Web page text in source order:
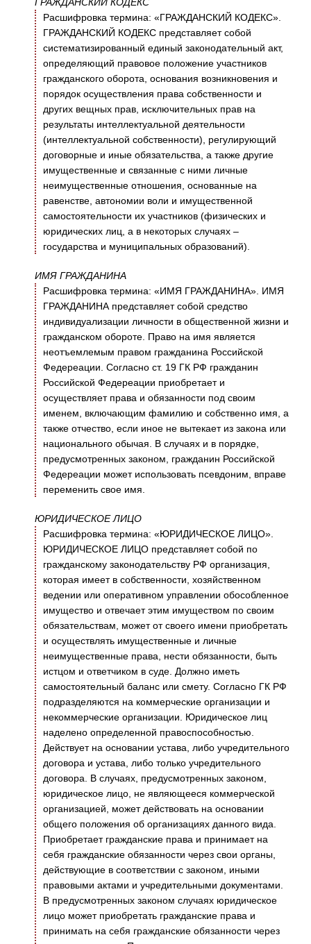
Расшифровка термина: «ГРАЖДАНСКИЙ КОДЕКС».
ГРАЖДАНСКИЙ КОДЕКС представляет собой
систематизированный единый законодательный акт,
определяющий правовое положение участников
гражданского оборота, основания возникновения и
порядок осуществления права собственности и
других вещных прав, исключительных прав на
результаты интеллектуальной деятельности
(интеллектуальной собственности), регулирующий
договорные и иные обязательства, а также другие
имущественные и связанные с ними личные
неимущественные отношения, основанные на
равенстве, автономии воли и имущественной
самостоятельности их участников (физических и
юридических лиц, а в некоторых случаях –
государства и муниципальных образований).
ИМЯ ГРАЖДАНИНА
Расшифровка термина: «ИМЯ ГРАЖДАНИНА». ИМЯ
ГРАЖДАНИНА представляет собой средство
индивидуализации личности в общественной жизни и
гражданском обороте. Право на имя является
неотъемлемым правом гражданина Российской
Федереации. Согласно ст. 19 ГК РФ гражданин
Российской Федереации приобретает и
осуществляет права и обязанности под своим
именем, включающим фамилию и собственно имя, а
также отчество, если иное не вытекает из закона или
национального обычая. В случаях и в порядке,
предусмотренных законом, гражданин Российской
Федереации может использовать псевдоним, вправе
переменить свое имя.
ЮРИДИЧЕСКОЕ ЛИЦО
Расшифровка термина: «ЮРИДИЧЕСКОЕ ЛИЦО».
ЮРИДИЧЕСКОЕ ЛИЦО представляет собой по
гражданскому законодательству РФ организация,
которая имеет в собственности, хозяйственном
ведении или оперативном управлении обособленное
имущество и отвечает этим имуществом по своим
обязательствам, может от своего имени приобретать
и осуществлять имущественные и личные
неимущественные права, нести обязанности, быть
истцом и ответчиком в суде. Должно иметь
самостоятельный баланс или смету. Согласно ГК РФ
подразделяются на коммерческие организации и
некоммерческие организации. Юридическое лиц
наделено определенной правоспособностью.
Действует на основании устава, либо учредительного
договора и устава, либо только учредительного
договора. В случаях, предусмотренных законом,
юридическое лицо, не являющееся коммерческой
организацией, может действовать на основании
общего положения об организациях данного вида.
Приобретает гражданские права и принимает на
себя гражданские обязанности через свои органы,
действующие в соответствии с законом, иными
правовыми актами и учредительными документами.
В предусмотренных законом случаях юридическое
лицо может приобретать гражданские права и
принимать на себя гражданские обязанности через